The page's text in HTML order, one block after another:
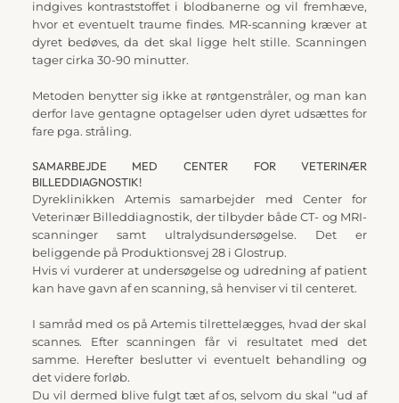
indgives kontraststoffet i blodbanerne og vil fremhæve,
hvor et eventuelt traume findes. MR-scanning kræver at
dyret bedøves, da det skal ligge helt stille. Scanningen
tager cirka 30-90 minutter.
Metoden benytter sig ikke at røntgenstråler, og man kan
derfor lave gentagne optagelser uden dyret udsættes for
fare pga. stråling.
SAMARBEJDE MED CENTER FOR VETERINÆR
BILLEDDIAGNOSTIK!
Dyreklinikken Artemis samarbejder med Center for
Veterinær Billeddiagnostik, der tilbyder både CT- og MRI-
scanninger samt ultralydsundersøgelse. Det er
beliggende på Produktionsvej 28 i Glostrup.
Hvis vi vurderer at undersøgelse og udredning af patient
kan have gavn af en scanning, så henviser vi til centeret.
I samråd med os på Artemis tilrettelægges, hvad der skal
scannes. Efter scanningen får vi resultatet med det
samme. Herefter beslutter vi eventuelt behandling og
det videre forløb.
Du vil dermed blive fulgt tæt af os, selvom du skal “ud af